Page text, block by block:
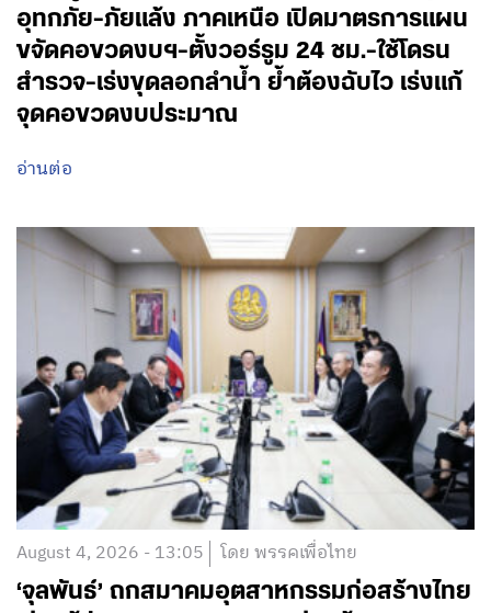
อุทกภัย-ภัยแล้ง ภาคเหนือ เปิดมาตรการแผน
ขจัดคอขวดงบฯ-ตั้งวอร์รูม 24 ชม.-ใช้โดรน
สำรวจ-เร่งขุดลอกลำน้ำ ย้ำต้องฉับไว เร่งแก้
จุดคอขวดงบประมาณ
อ่านต่อ
August 4, 2026 - 13:05 โดย พรรคเพื่อไทย
‘จุลพันธ์’ ถกสมาคมอุตสาหกรรมก่อสร้างไทย